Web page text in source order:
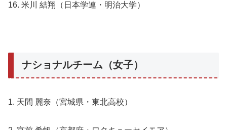
16. 米川 結翔（日本学連・明治大学）
ナショナルチーム（女子）
1. 天間 麗奈（宮城県・東北高校）